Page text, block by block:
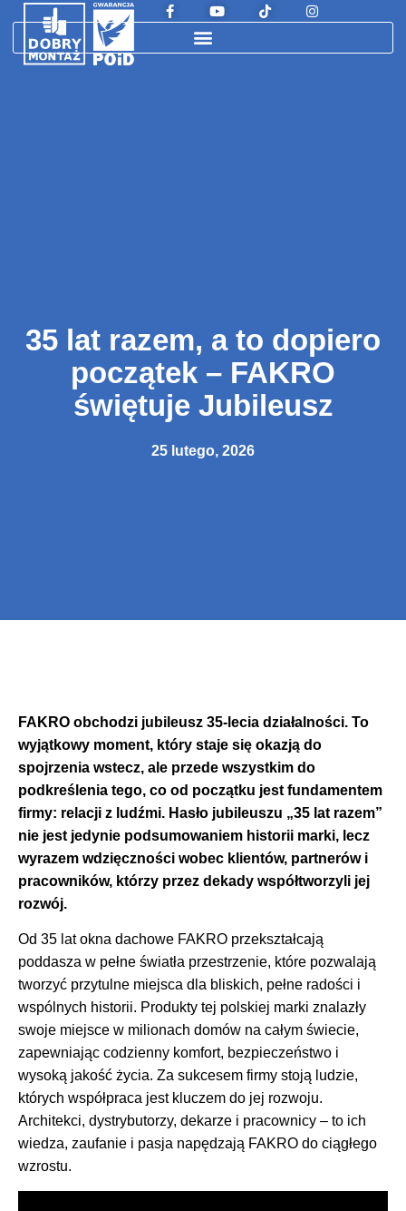
35 lat razem, a to dopiero
początek – FAKRO
świętuje Jubileusz
25 lutego, 2026
FAKRO obchodzi jubileusz 35-lecia działalności. To
wyjątkowy moment, który staje się okazją do
spojrzenia wstecz, ale przede wszystkim do
podkreślenia tego, co od początku jest fundamentem
firmy: relacji z ludźmi. Hasło jubileuszu „35 lat razem”
nie jest jedynie podsumowaniem historii marki, lecz
wyrazem wdzięczności wobec klientów, partnerów i
pracowników, którzy przez dekady współtworzyli jej
rozwój.
Od 35 lat okna dachowe FAKRO przekształcają
poddasza w pełne światła przestrzenie, które pozwalają
tworzyć przytulne miejsca dla bliskich, pełne radości i
wspólnych historii. Produkty tej polskiej marki znalazły
swoje miejsce w milionach domów na całym świecie,
zapewniając codzienny komfort, bezpieczeństwo i
wysoką jakość życia. Za sukcesem firmy stoją ludzie,
których współpraca jest kluczem do jej rozwoju.
Architekci, dystrybutorzy, dekarze i pracownicy – to ich
wiedza, zaufanie i pasja napędzają FAKRO do ciągłego
wzrostu.